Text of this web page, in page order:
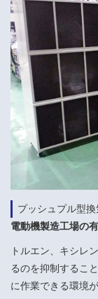
プッシュプル型
電動機製造工場の
トルエン、キシレ
るのを抑制するこ
に作業できる環境が